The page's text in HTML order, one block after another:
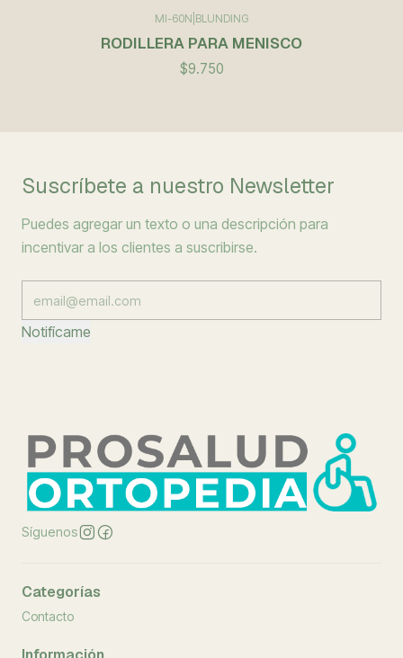
MI-60N BLUNDING
RODILLERA PARA MENISCO
$9.750
Suscríbete a nuestro Newsletter
Puedes agregar un texto o una descripción para
incentivar a los clientes a suscribirse.
Notifícame
Síguenos
Categorías
Contacto